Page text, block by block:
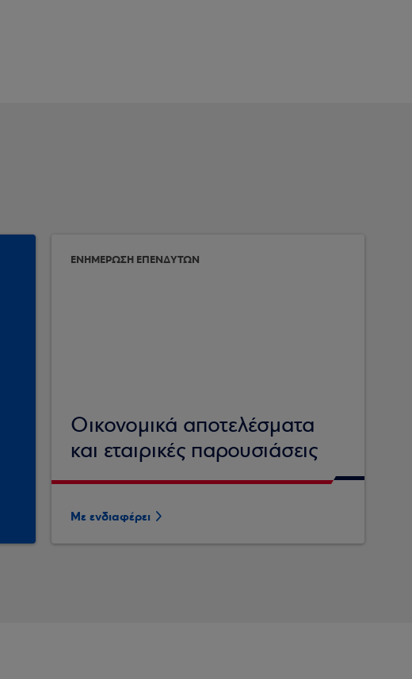
ΕΝΗΜΕΡΩΣΗ ΕΠΕΝΔΥΤΩΝ
Οικονομικά αποτελέσματα
και εταιρικές παρουσιάσεις
Με ενδιαφέρει